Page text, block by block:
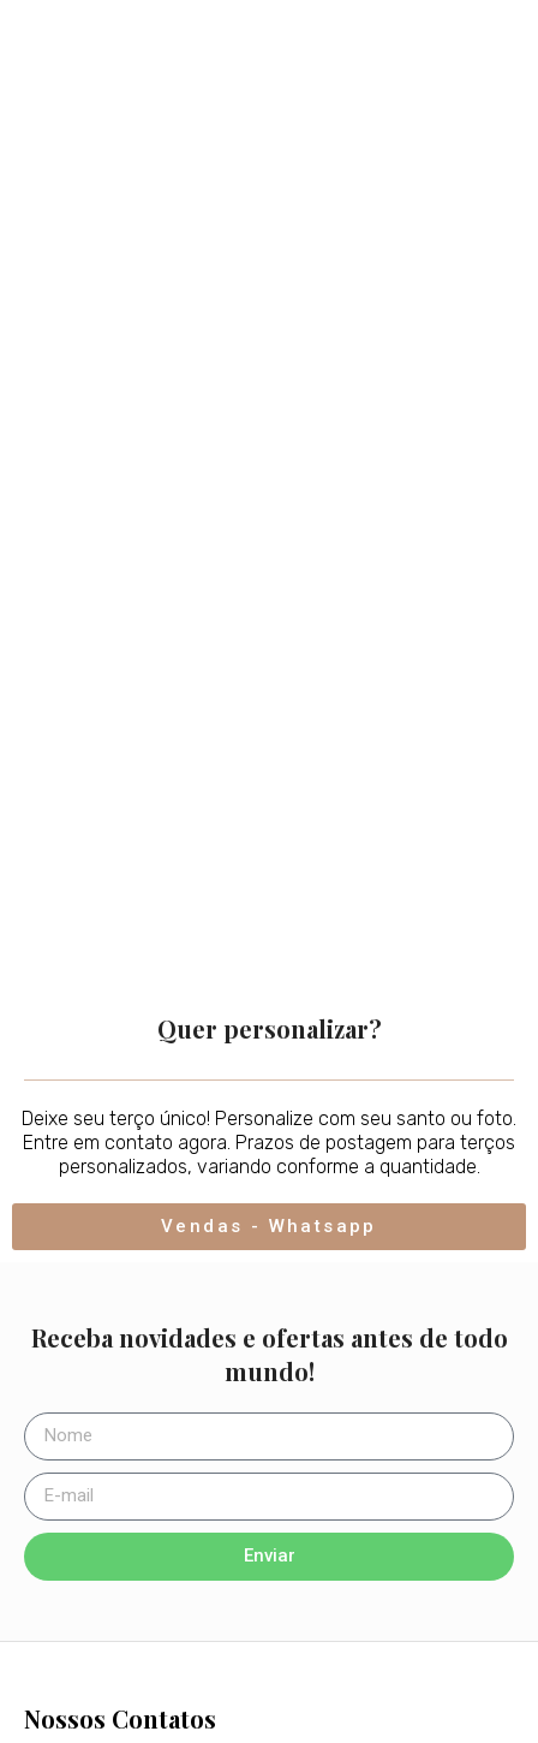
Quer personalizar?
Deixe seu terço único! Personalize com seu santo ou foto.
Entre em contato agora. Prazos de postagem para terços
personalizados, variando conforme a quantidade.
Vendas - Whatsapp
Receba novidades e ofertas antes de todo
mundo!
Enviar
Nossos Contatos